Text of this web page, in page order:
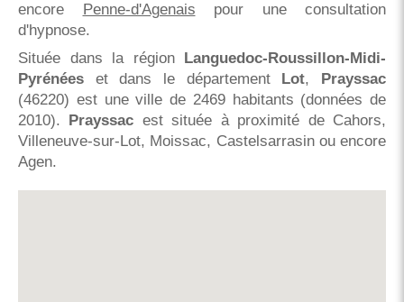
encore Penne-d'Agenais pour une consultation
d'hypnose.
Située dans la région Languedoc-Roussillon-Midi-
Pyrénées et dans le département Lot, Prayssac
(46220) est une ville de 2469 habitants (données de
2010). Prayssac est située à proximité de Cahors,
Villeneuve-sur-Lot, Moissac, Castelsarrasin ou encore
Agen.